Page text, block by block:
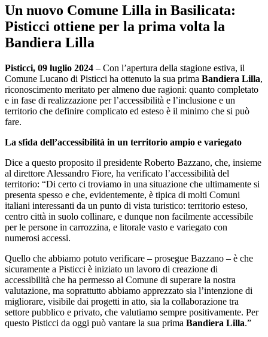
Un nuovo Comune Lilla in Basilicata:
Pisticci ottiene per la prima volta la
Bandiera Lilla
Pisticci, 09 luglio 2024 – Con l’apertura della stagione estiva, il
Comune Lucano di Pisticci ha ottenuto la sua prima Bandiera Lilla,
riconoscimento meritato per almeno due ragioni: quanto completato
e in fase di realizzazione per l’accessibilità e l’inclusione e un
territorio che definire complicato ed esteso è il minimo che si può
fare.
La sfida dell’accessibilità in un territorio ampio e variegato
Dice a questo proposito il presidente Roberto Bazzano, che, insieme
al direttore Alessandro Fiore, ha verificato l’accessibilità del
territorio: “Di certo ci troviamo in una situazione che ultimamente si
presenta spesso e che, evidentemente, è tipica di molti Comuni
italiani interessanti da un punto di vista turistico: territorio esteso,
centro città in suolo collinare, e dunque non facilmente accessibile
per le persone in carrozzina, e litorale vasto e variegato con
numerosi accessi.
Quello che abbiamo potuto verificare – prosegue Bazzano – è che
sicuramente a Pisticci è iniziato un lavoro di creazione di
accessibilità che ha permesso al Comune di superare la nostra
valutazione, ma soprattutto abbiamo apprezzato sia l’intenzione di
migliorare, visibile dai progetti in atto, sia la collaborazione tra
settore pubblico e privato, che valutiamo sempre positivamente. Per
questo Pisticci da oggi può vantare la sua prima Bandiera Lilla.”